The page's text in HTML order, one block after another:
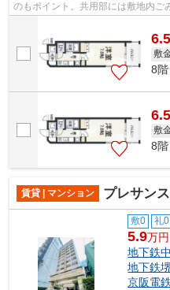
のもポイント。共用部には敷地内ご
敷
8
敷
8
賃貸 | マンション プレサン
敷0 礼0
5.9万円
地下鉄
地下鉄
京阪電